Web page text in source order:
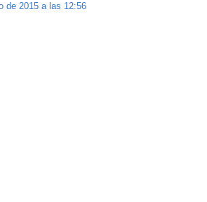
de 2015 a las 12:56